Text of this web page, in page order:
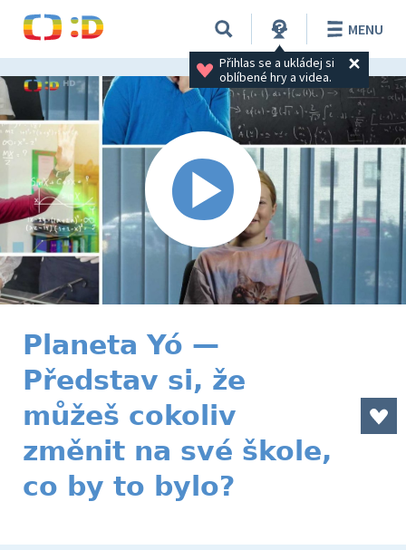
Přihlas se a ukládej si
oblíbené hry a videa.
MENU
Planeta Yó —
Představ si, že
můžeš cokoliv
změnit na své škole,
co by to bylo?